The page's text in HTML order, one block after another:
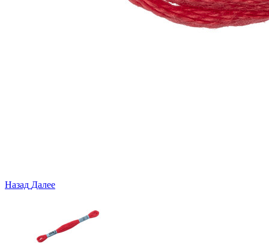
Назад Далее